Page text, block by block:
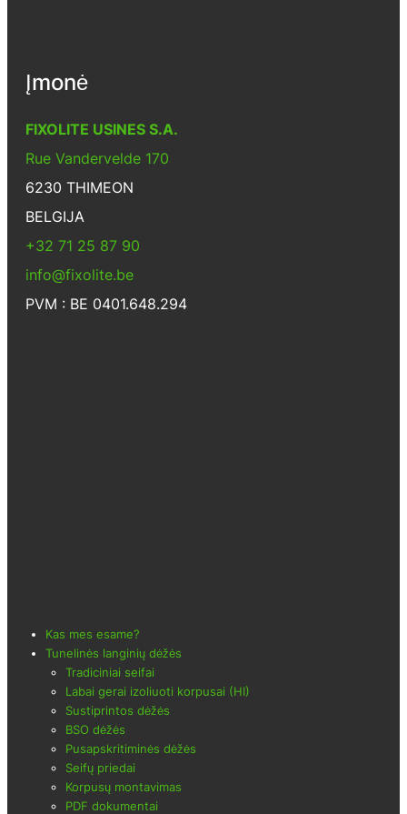
Įmonė
FIXOLITE USINES S.A.
Rue Vandervelde 170
6230 THIMEON
BELGIJA
+32 71 25 87 90
info@fixolite.be
PVM : BE 0401.648.294
Kas mes esame?
Tunelinės langinių dėžės
Tradiciniai seifai
Labai gerai izoliuoti korpusai (HI)
Sustiprintos dėžės
BSO dėžės
Pusapskritiminės dėžės
Seifų priedai
Korpusų montavimas
PDF dokumentai